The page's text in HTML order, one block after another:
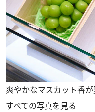
爽やかなマスカット香が
すべての写真を見る